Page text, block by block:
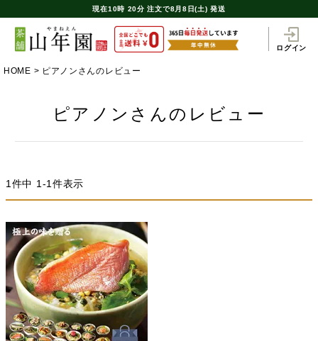
現在10時 20分 注文で8月8日(土) 発送
ログイン
HOME ピアノンさんのレビュー
ピアノンさんのレビュー
1 件中 1 -1 件表示